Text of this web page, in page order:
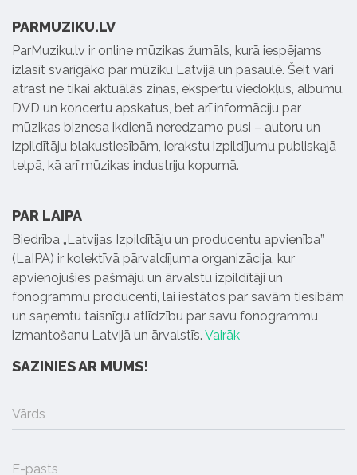
PARMUZIKU.LV
ParMuziku.lv ir online mūzikas žurnāls, kurā iespējams
izlasīt svarīgāko par mūziku Latvijā un pasaulē. Šeit vari
atrast ne tikai aktuālās ziņas, ekspertu viedokļus, albumu,
DVD un koncertu apskatus, bet arī informāciju par
mūzikas biznesa ikdienā neredzamo pusi – autoru un
izpildītāju blakustiesībām, ierakstu izpildījumu publiskajā
telpā, kā arī mūzikas industriju kopumā.
PAR LAIPA
Biedrība „Latvijas Izpildītāju un producentu apvienība”
(LaIPA) ir kolektīvā pārvaldījuma organizācija, kur
apvienojušies pašmāju un ārvalstu izpildītāji un
fonogrammu producenti, lai iestātos par savām tiesībām
un saņemtu taisnīgu atlīdzību par savu fonogrammu
izmantošanu Latvijā un ārvalstīs. Vairāk
SAZINIES AR MUMS!
Vārds
E-pasts